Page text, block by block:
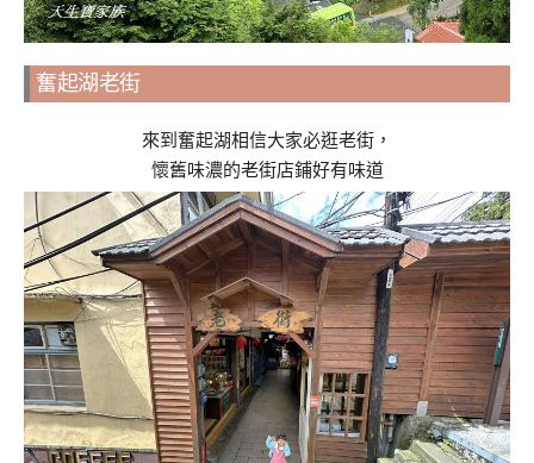
奮起湖老街
來到奮起湖相信大家必逛老街，
懷舊味濃的老街店鋪好有味道